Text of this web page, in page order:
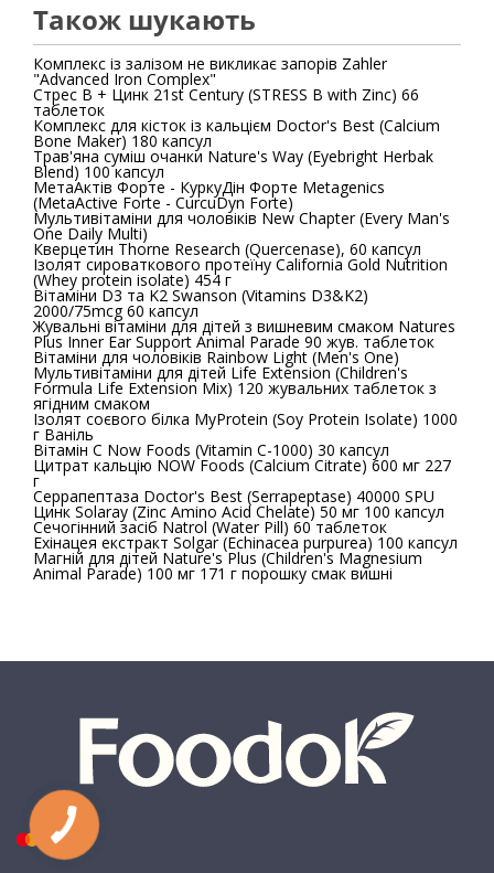
Також шукають
Комплекс із залізом не викликає запорів Zahler
"Advanced Iron Complex"
Стрес B + Цинк 21st Century (STRESS B with Zinc) 66
таблеток
Комплекс для кісток із кальцієм Doctor's Best (Calcium
Bone Maker) 180 капсул
Трав'яна суміш очанки Nature's Way (Eyebright Herbak
Blend) 100 капсул
МетаАктів Форте - КуркуДін Форте Metagenics
(MetaActive Forte - CurcuDyn Forte)
Мультивітаміни для чоловіків New Chapter (Every Man's
One Daily Multi)
Кверцетин Thorne Research (Quercenase), 60 капсул
Ізолят сироваткового протеїну California Gold Nutrition
(Whey protein isolate) 454 г
Вітаміни D3 та K2 Swanson (Vitamins D3&K2)
2000/75mcg 60 капсул
Жувальні вітаміни для дітей з вишневим смаком Natures
Plus Inner Ear Support Animal Parade 90 жув. таблеток
Вітаміни для чоловіків Rainbow Light (Men's One)
Мультивітаміни для дітей Life Extension (Children's
Formula Life Extension Mix) 120 жувальних таблеток з
ягідним смаком
Ізолят соєвого білка MyProtein (Soy Protein Isolate) 1000
г Ваніль
Вітамін С Now Foods (Vitamin C-1000) 30 капсул
Цитрат кальцію NOW Foods (Calcium Citrate) 600 мг 227
г
Серрапептаза Doctor's Best (Serrapeptase) 40000 SPU
Цинк Solaray (Zinc Amino Acid Chelate) 50 мг 100 капсул
Сечогінний засіб Natrol (Water Pill) 60 таблеток
Ехінацея екстракт Solgar (Echinacea purpurea) 100 капсул
Магній для дітей Nature's Plus (Children's Magnesium
Animal Parade) 100 мг 171 г порошку смак вишні